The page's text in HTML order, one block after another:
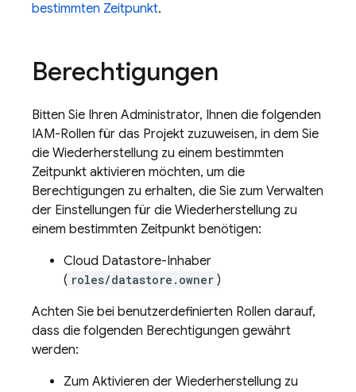
bestimmten Zeitpunkt.
Berechtigungen
Bitten Sie Ihren Administrator, Ihnen die folgenden
IAM-Rollen für das Projekt zuzuweisen, in dem Sie
die Wiederherstellung zu einem bestimmten
Zeitpunkt aktivieren möchten, um die
Berechtigungen zu erhalten, die Sie zum Verwalten
der Einstellungen für die Wiederherstellung zu
einem bestimmten Zeitpunkt benötigen:
Cloud Datastore-Inhaber
( roles/datastore.owner )
Achten Sie bei benutzerdefinierten Rollen darauf,
dass die folgenden Berechtigungen gewährt
werden:
Zum Aktivieren der Wiederherstellung zu